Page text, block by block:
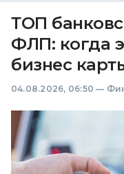
ТОП
ФЛП: когда
бизнес
04.08.2026, 06:50 —